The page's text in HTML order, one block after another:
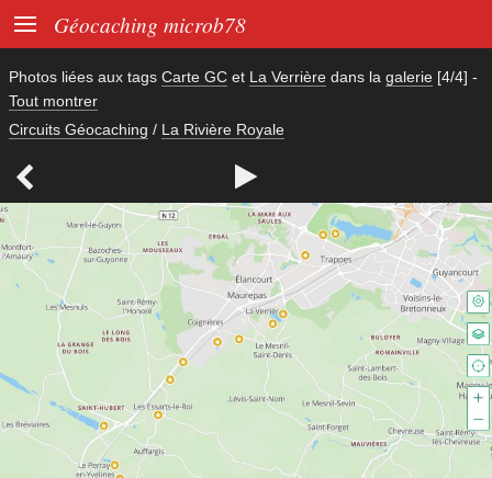
 Géocaching microb78
Photos liées aux tags Carte GC et La Verrière dans la galerie [4/4] -
Tout montrer
Circuits Géocaching / La Rivière Royale
 